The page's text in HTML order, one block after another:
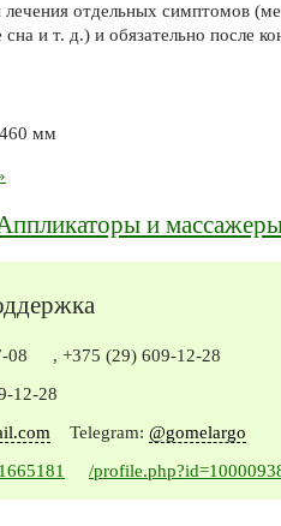
лечения отдельных симптомов
и т. д.) и обязательно после
мм
и
08 , +375 (29) 609-12-28
12-28
Telegram: @gomelargo
/